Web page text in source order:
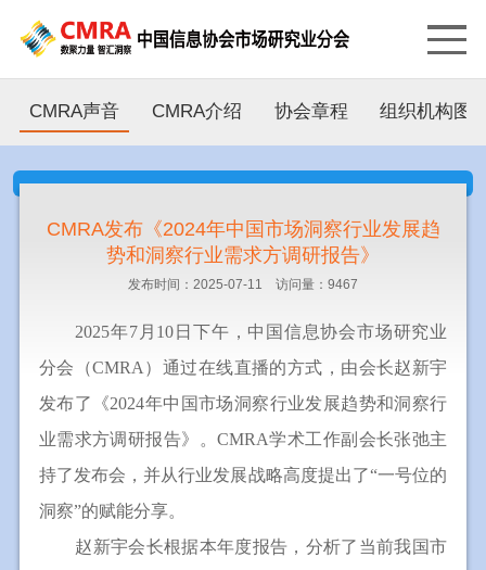
CMRA声音 CMRA介绍 协会章程 组织机构图
CMRA发布《2024年中国市场洞察行业发展趋
势和洞察行业需求方调研报告》
发布时间：2025-07-11 访问量：9467
2025年7月10日下午，中国信息协会市场研究业
分会（CMRA）通过在线直播的方式，由会长赵新宇
发布了《2024年中国市场洞察行业发展趋势和洞察行
业需求方调研报告》。CMRA学术工作副会长张弛主
持了发布会，并从行业发展战略高度提出了“一号位的
洞察”的赋能分享。
赵新宇会长根据本年度报告，分析了当前我国市